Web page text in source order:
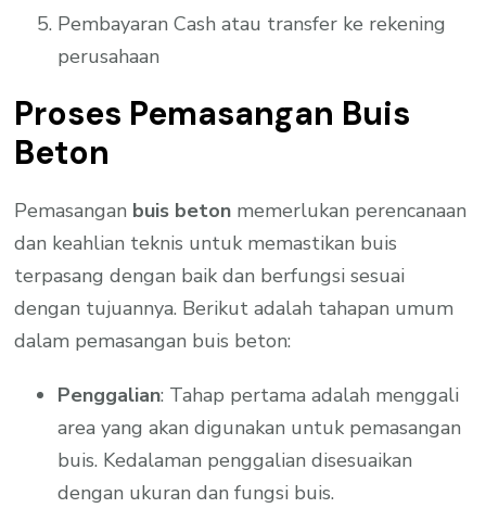
Pembayaran Cash atau transfer ke rekening
perusahaan
Proses Pemasangan Buis
Beton
Pemasangan buis beton memerlukan perencanaan
dan keahlian teknis untuk memastikan buis
terpasang dengan baik dan berfungsi sesuai
dengan tujuannya. Berikut adalah tahapan umum
dalam pemasangan buis beton:
Penggalian: Tahap pertama adalah menggali
area yang akan digunakan untuk pemasangan
buis. Kedalaman penggalian disesuaikan
dengan ukuran dan fungsi buis.